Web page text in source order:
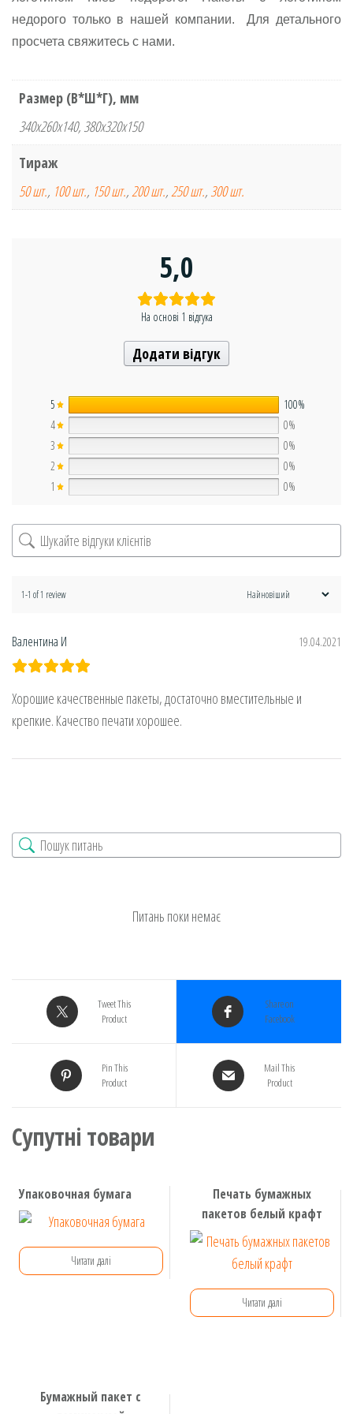
недорого только в нашей компании. Для детального
просчета свяжитесь с нами.
Размер (В*Ш*Г), мм
340x260x140, 380x320x150
Тираж
50 шт., 100 шт., 150 шт.,200 шт.,250 шт., 300 шт.
5,0
На основі 1 відгука
Додати відгук
5
100%
4
0%
3
0%
2
0%
1
0%
1-1 of 1 review
Валентина И 19.04.2021
Хорошие качественные пакеты, достаточно вместительные и
крепкие. Качество печати хорошее.
Питань поки немає
Tweet This
Product
Share on
Facebook
Pin This
Product
Mail This
Product
Супутні товари
Упаковочная бумага
Читати далі
Печать бумажных
пакетов белый крафт
Читати далі
Бумажный пакет с